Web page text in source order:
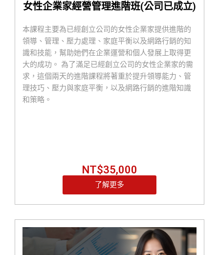
這個營隊都將成為妳成功起飛的助推器！
一起打造「有獲利、有自由、有成就感的理想事業」
若您已經創業成立公司超過一年， 歡迎報名女性企業
家經營管理進階班(公司已成立)課程
女性企業家經營管理進階班(公司已成立)
本課程主要為已經創立公司的女性企業家提供進階的
領導、管理、壓力處理、家庭平衡以及網路行銷的知
識和技能，幫助她們在企業運營和個人發展上取得更
大的成功。 為了滿足已經創立公司的女性企業家的需
求，這個兩天的進階課程將著重於提升領導能力、管
理技巧、壓力與家庭平衡，以及網路行銷的進階知識
和策略。
NT$35,000
了解更多